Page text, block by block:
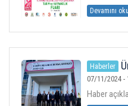
Devamını
Haberler
Ziyaret
07/11/2024 -
Haber